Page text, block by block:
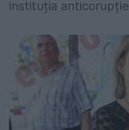
instituția